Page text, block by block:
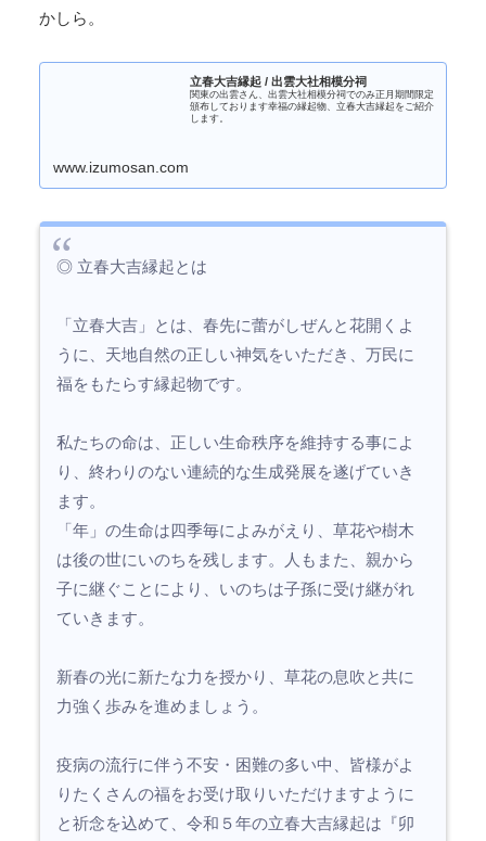
かしら。
立春大吉縁起 / 出雲大社相模分祠
関東の出雲さん、出雲大社相模分祠でのみ正月期間限定
頒布しております幸福の縁起物、立春大吉縁起をご紹介
します。
www.izumosan.com
◎ 立春大吉縁起とは
「立春大吉」とは、春先に蕾がしぜんと花開くよ
うに、天地自然の正しい神気をいただき、万民に
福をもたらす縁起物です。
私たちの命は、正しい生命秩序を維持する事によ
り、終わりのない連続的な生成発展を遂げていき
ます。
「年」の生命は四季毎によみがえり、草花や樹木
は後の世にいのちを残します。人もまた、親から
子に継ぐことにより、いのちは子孫に受け継がれ
ていきます。
新春の光に新たな力を授かり、草花の息吹と共に
力強く歩みを進めましょう。
疫病の流行に伴う不安・困難の多い中、皆様がよ
りたくさんの福をお受け取りいただけますように
と祈念を込めて、令和５年の立春大吉縁起は『卯